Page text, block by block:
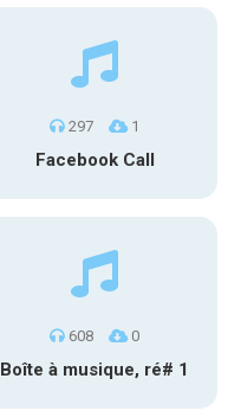
297 1
Facebook Call
608 0
Boîte à musique, ré# 1